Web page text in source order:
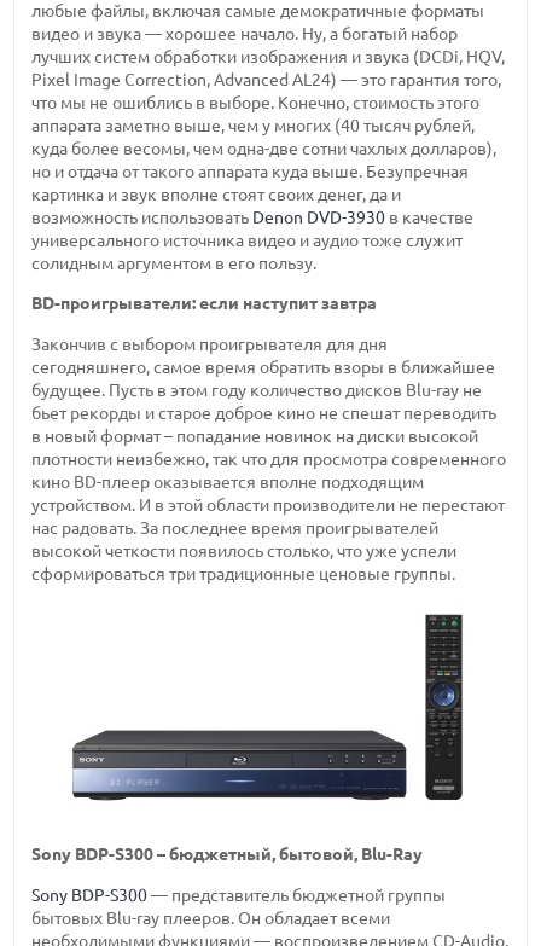
любые файлы, включая самые демократичные форматы
видео и звука — хорошее начало. Ну, а богатый набор
лучших систем обработки изображения и звука (DCDi, HQV,
Pixel Image Correction, Advanced AL24) — это гарантия того,
что мы не ошиблись в выборе. Конечно, стоимость этого
аппарата заметно выше, чем у многих (40 тысяч рублей,
куда более весомы, чем одна-две сотни чахлых долларов),
но и отдача от такого аппарата куда выше. Безупречная
картинка и звук вполне стоят своих денег, да и
возможность использовать Denon DVD-3930 в качестве
универсального источника видео и аудио тоже служит
солидным аргументом в его пользу.
BD-проигрыватели: если наступит завтра
Закончив с выбором проигрывателя для дня
сегодняшнего, самое время обратить взоры в ближайшее
будущее. Пусть в этом году количество дисков Blu-ray не
бьет рекорды и старое доброе кино не спешат переводить
в новый формат – попадание новинок на диски высокой
плотности неизбежно, так что для просмотра современного
кино BD-плеер оказывается вполне подходящим
устройством. И в этой области производители не перестают
нас радовать. За последнее время проигрывателей
высокой четкости появилось столько, что уже успели
сформироваться три традиционные ценовые группы.
Sony BDP-S300 – бюджетный, бытовой, Blu-Ray
Sony BDP-S300— представитель бюджетной группы
бытовых Blu-ray плееров. Он обладает всеми
необходимыми функциями — воспроизведением CD-Audio,